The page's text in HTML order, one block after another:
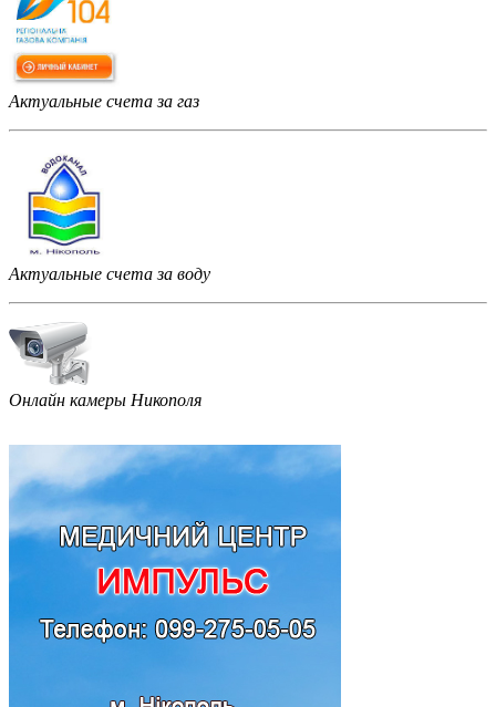
Актуальные счета за газ
Актуальные счета за воду
Онлайн камеры Никополя